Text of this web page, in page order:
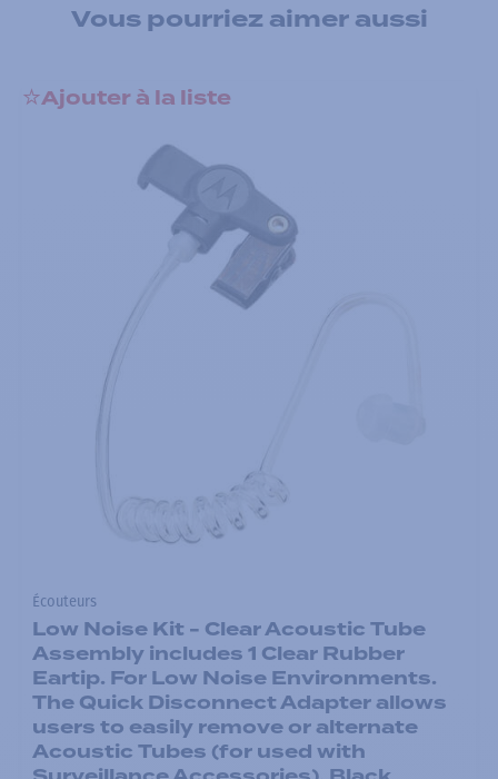
Vous pourriez aimer aussi
Ajouter à la liste
Écouteurs
Low Noise Kit - Clear Acoustic Tube
Assembly includes 1 Clear Rubber
Eartip. For Low Noise Environments.
The Quick Disconnect Adapter allows
users to easily remove or alternate
Acoustic Tubes (for used with